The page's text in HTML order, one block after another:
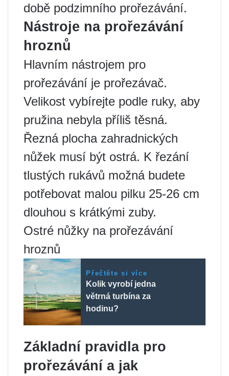
době podzimního prořezávání.
Nástroje na prořezávání
hroznů
Hlavním nástrojem pro
prořezávání je prořezávač.
Velikost vybírejte podle ruky, aby
pružina nebyla příliš těsná.
Řezná plocha zahradnických
nůžek musí být ostrá. K řezání
tlustých rukávů možná budete
potřebovat malou pilku 25-26 cm
dlouhou s krátkými zuby.
Ostré nůžky na prořezávání
hroznů
Přečtěte si více
Kolik vyrobí jedna
větrná turbína za
hodinu?
Základní pravidla pro
prořezávání a jak